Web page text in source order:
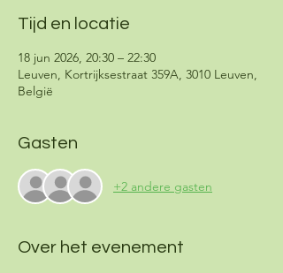
Tijd en locatie
18 jun 2026, 20:30 – 22:30
Leuven, Kortrijksestraat 359A, 3010 Leuven,
België
Gasten
+2 andere gasten
Over het evenement